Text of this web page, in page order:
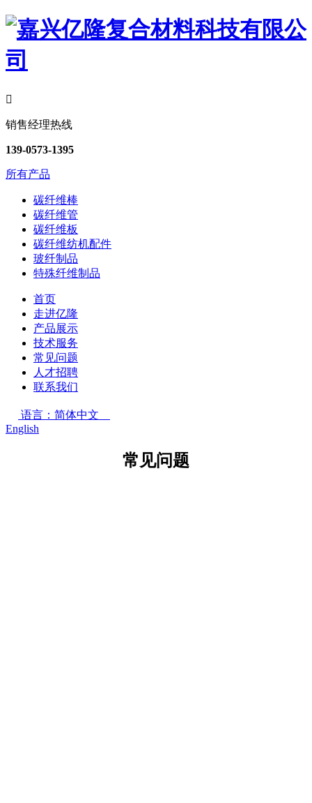

销售经理热线
139-0573-1395
所有产品
碳纤维棒
碳纤维管
碳纤维板
碳纤维纺机配件
玻纤制品
特殊纤维制品
首页
走进亿隆
产品展示
技术服务
常见问题
人才招聘
联系我们
语言：简体中文
English
常见问题